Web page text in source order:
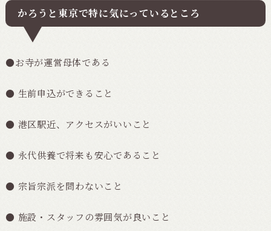
かろうと東京で特に気にっているところ
●お寺が運営母体である
● 生前申込ができること
● 港区駅近、アクセスがいいこと
● 永代供養で将来も安心であること
● 宗旨宗派を問わないこと
● 施設・スタッフの雰囲気が良いこと